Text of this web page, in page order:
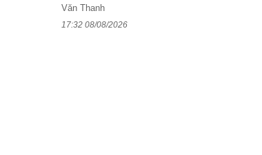
Văn Thanh
17:32 08/08/2026